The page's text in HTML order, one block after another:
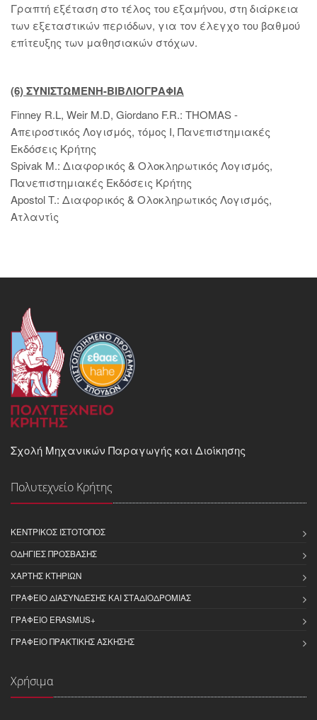
Γραπτή εξέταση στο τέλος του εξαμήνου, στη διάρκεια
των εξεταστικών περιόδων, για τον έλεγχο του βαθμού
επίτευξης των μαθησιακών στόχων.
(6) ΣΥΝΙΣΤΩΜΕΝΗ-ΒΙΒΛΙΟΓΡΑΦΙΑ
Finney R.L, Weir M.D, Giordano F.R.: THOMAS -
Απειροστικός Λογισμός, τόμος Ι, Πανεπιστημιακές
Εκδόσεις Κρήτης
Spivak M.: Διαφορικός & Ολοκληρωτικός Λογισμός,
Πανεπιστημιακές Εκδόσεις Κρήτης
Apostol T.: Διαφορικός & Ολοκληρωτικός Λογισμός,
Ατλαντίς
Σχολή Μηχανικών Παραγωγής και Διοίκησης
Πολυτεχνείο Κρήτης
ΚΕΝΤΡΙΚΌΣ ΙΣΤΌΤΟΠΟΣ
ΟΔΗΓΊΕΣ ΠΡΌΣΒΑΣΗΣ
ΧΆΡΤΗΣ ΚΤΗΡΊΩΝ
ΓΡΑΦΕΊΟ ΔΙΑΣΎΝΔΕΣΗΣ ΚΑΙ ΣΤΑΔΙΟΔΡΟΜΊΑΣ
ΓΡΑΦΕΊΟ ERASMUS+
ΓΡΑΦΕΊΟ ΠΡΑΚΤΙΚΉΣ ΆΣΚΗΣΗΣ
Χρήσιμα